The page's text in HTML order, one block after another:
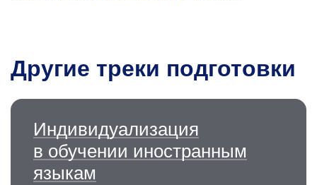
Другие треки подготовки
Индивидуализация
в обучении иностранным
языкам